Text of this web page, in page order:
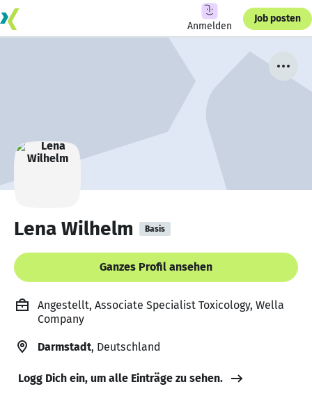
Anmelden
Job posten
Lena Wilhelm Basis
Ganzes Profil ansehen
Angestellt, Associate Specialist Toxicology, Wella
Company
Darmstadt, Deutschland
Logg Dich ein, um alle Einträge zu sehen.